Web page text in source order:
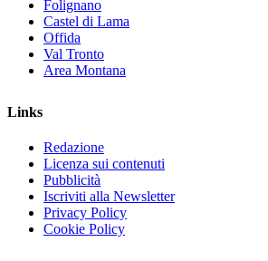
Folignano
Castel di Lama
Offida
Val Tronto
Area Montana
Links
Redazione
Licenza sui contenuti
Pubblicità
Iscriviti alla Newsletter
Privacy Policy
Cookie Policy